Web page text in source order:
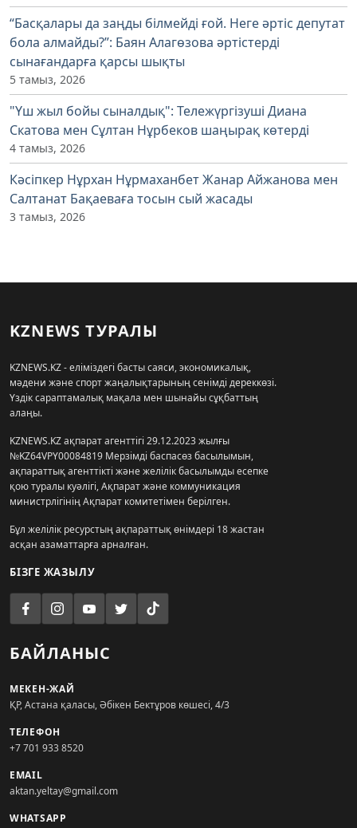
“Басқалары да заңды білмейді ғой. Неге әртіс депутат
бола алмайды?”: Баян Алагөзова әртістерді
сынағандарға қарсы шықты
5 тамыз, 2026
"Үш жыл бойы сыналдық": Тележүргізуші Диана
Скатова мен Сұлтан Нұрбеков шаңырақ көтерді
4 тамыз, 2026
Кәсіпкер Нұрхан Нұрмаханбет Жанар Айжанова мен
Салтанат Бақаеваға тосын сый жасады
3 тамыз, 2026
KZNEWS ТУРАЛЫ
KZNEWS.KZ - еліміздегі басты саяси, экономикалық,
мәдени және спорт жаңалықтарының сенімді дереккөзі.
Үздік сараптамалық мақала мен шынайы сұқбаттың
алаңы.
KZNEWS.KZ ақпарат агенттігі 29.12.2023 жылғы
№KZ64VPY00084819 Мерзімді баспасөз басылымын,
ақпараттық агенттікті және желілік басылымды есепке
қою туралы куәлігі, Ақпарат және коммуникация
министрлігінің Ақпарат комитетімен берілген.
Бұл желілік ресурстың ақпараттық өнімдері 18 жастан
асқан азаматтарға арналған.
БІЗГЕ ЖАЗЫЛУ
БАЙЛАНЫС
МЕКЕН-ЖАЙ
ҚР, Астана қаласы, Әбікен Бектұров көшесі, 4/3
ТЕЛЕФОН
+7 701 933 8520
EMAIL
aktan.yeltay@gmail.com
WHATSAPP